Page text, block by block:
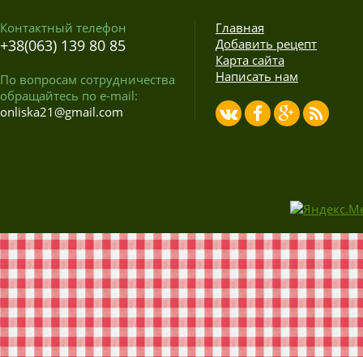
Контактный телефон
+38(063) 139 80 85
По вопросам сотрудничества
обращайтесь по e-mail:
onliska21@gmail.com
Главная
Добавить рецепт
Карта сайта
Написать нам